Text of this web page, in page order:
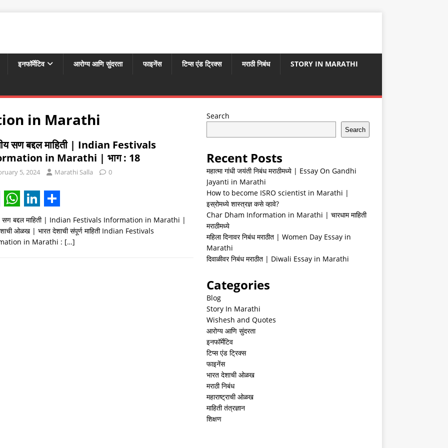
इनफॉर्मेटिव आरोग्य आणि सुंदरता फाइनेंस टिप्स एंड ट्रिक्स मराठी निबंध STORY IN MARATHI
in Marathi
सण बद्दल माहिती | Indian Festivals
in Marathi | भाग : 18
5, 2024 Marathi Salla 0
W
h
a
L
i
n
S
h
a
सण बद्दल माहिती | Indian Festivals Information in Marathi |
ओळख | भारत देशाची संपूर्ण माहिती Indian Festivals
in Marathi : […]
Search
Search
Recent Posts
महात्मा गांधी जयंती निबंध मराठीमध्ये | Essay On Gandhi
Jayanti in Marathi
How to become ISRO scientist in Marathi |
इस्रोमध्ये शास्त्रज्ञ कसे व्हावे?
Char Dham Information in Marathi | चारधाम माहिती
मराठीमध्ये
महिला दिनावर निबंध मराठीत | Women Day Essay in
Marathi
दिवाळीवर निबंध मराठीत | Diwali Essay in Marathi
Categories
Blog
Story In Marathi
Wishesh and Quotes
आरोग्य आणि सुंदरता
इनफॉर्मेटिव
टिप्स एंड ट्रिक्स
फाइनेंस
भारत देशाची ओळख
मराठी निबंध
महाराष्ट्राची ओळख
माहिती तंत्रज्ञान
शिक्षण